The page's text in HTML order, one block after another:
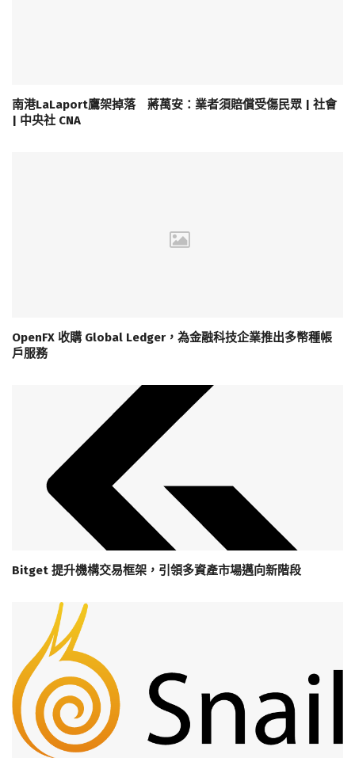
南港LaLaport鷹架掉落 蔣萬安：業者須賠償受傷民眾 | 社會
| 中央社 CNA
OpenFX 收購 Global Ledger，為金融科技企業推出多幣種帳
戶服務
Bitget 提升機構交易框架，引領多資產市場邁向新階段